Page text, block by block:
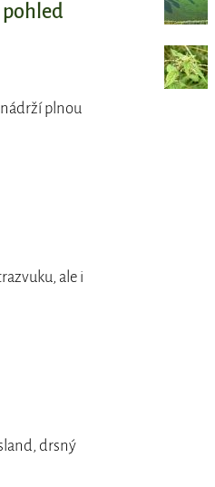
pohled
plnou
ale i
drsný